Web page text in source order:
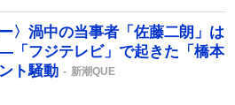
〉渦中の当事者「佐藤二朗」は
フジテレビ」で起きた「橋本
ト騒動
新潮QUE